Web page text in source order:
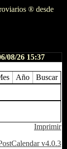
® desde
08/26 15:37
Año Buscar
Imprimir
v4.0.3